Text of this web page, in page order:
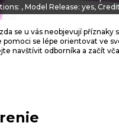
, Model Release: yes,
se u vás neobjevují příznaky
se lépe orientovat ve
navštívit odborníka a začít